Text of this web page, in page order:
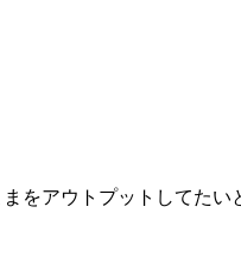
をアウトプットしてたい